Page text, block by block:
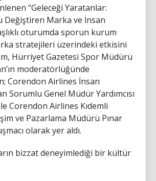
“Geleceği Yaratanlar:
Değiştiren Marka ve İnsan
oturumda sporun kurum
stratejileri üzerindeki etkisini
Hürriyet Gazetesi Spor Müdürü
moderatörlüğünde
Corendon Airlines İnsan
Sorumlu Genel Müdür Yardımcısı
Corendon Airlines Kıdemli
ve Pazarlama Müdürü Pınar
olarak yer aldı.
bizzat deneyimlediği bir kültür